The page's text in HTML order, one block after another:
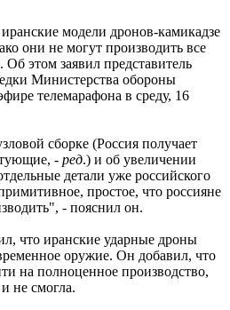
модели дронов-камикадзе
они не могут производить все
Об этом заявил представитель
Министерства обороны
телемарафона в среду, 16
сборке (Россия получает
- ред.) и об увеличении
детали уже российского
простое, что россияне
- пояснил он.
что иранские ударные дроны
оружие. Он добавил, что
на полноценное производство,
не смогла.